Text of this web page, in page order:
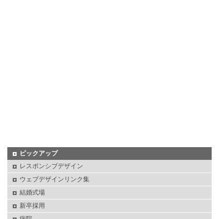
ピックアップ
レスポンシブデザイン
ウェブデザインリンク集
結婚式場
新卒採用